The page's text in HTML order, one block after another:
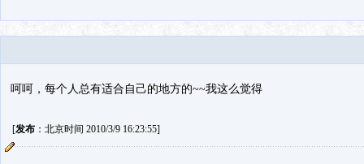
呵呵，每个人总有适合自己的地方的~~我这么觉得
[发布：北京时间 2010/3/9 16:23:55]